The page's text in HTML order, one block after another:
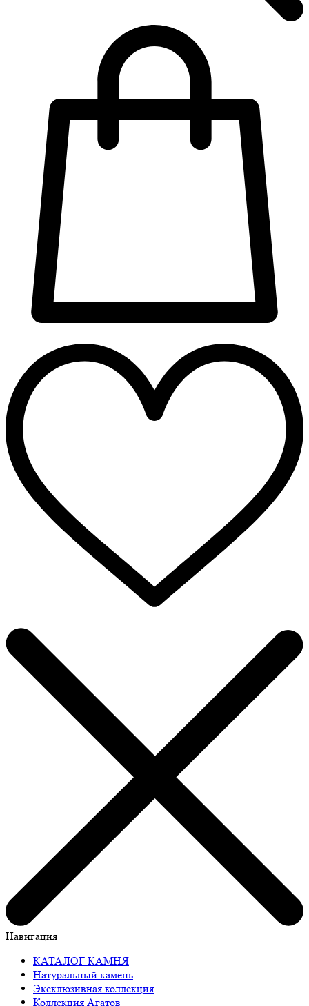
Навигация
КАТАЛОГ КАМНЯ
Натуральный камень
Эксклюзивная коллекция
Коллекция Агатов